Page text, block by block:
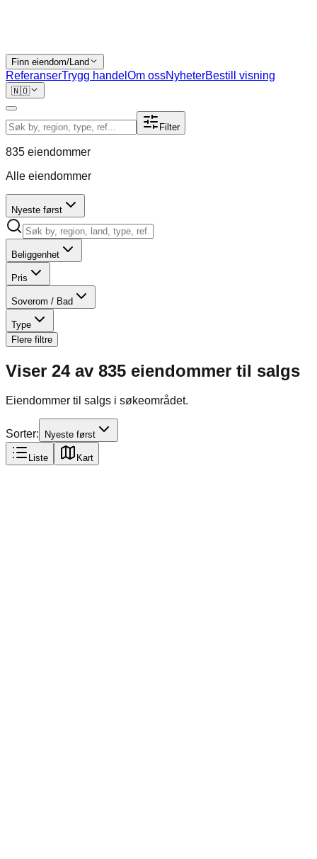
Finn eiendom/Land
ReferanserTrygg handel Om ossNyheterBestill visning
🇳🇴
Filter
835 eiendommer
Alle eiendommer
Nyeste først
Beliggenhet
Pris
Soverom / Bad
Type
Flere filtre
Viser 24av 835 eiendommer til salgs
Eiendommer til salgs i søkeområdet.
Sorter: Nyeste først
Liste Kart